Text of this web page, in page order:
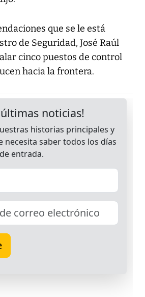
que se le está
de Seguridad, José Raúl
cinco puestos de control
hacia la frontera.